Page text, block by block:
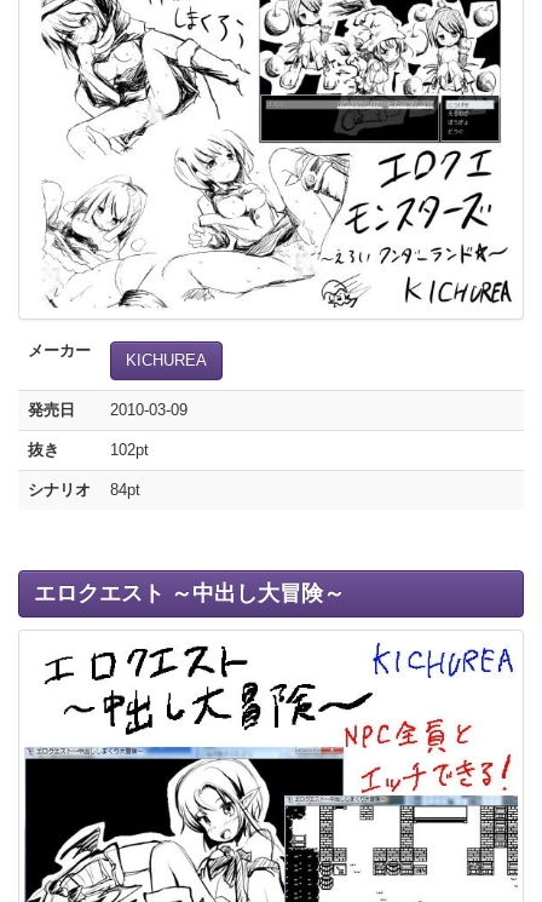
メーカー
KICHUREA
発売日 2010-03-09
抜き 102pt
シナリオ 84pt
エロクエスト ～中出し大冒険～